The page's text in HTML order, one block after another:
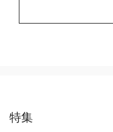
特集